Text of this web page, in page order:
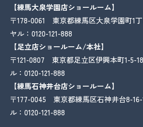
【練馬大泉学園店ショールーム】
〒178-0061 東京都練馬区大泉学園町1
ヤル： 0120-121-888
【足立店ショールーム/本社】
〒121-0807 東京都足立区伊興本町1-
ル： 0120-121-888
【練馬石神井台店ショールーム】
〒177-0045 東京都練馬区石神井台8-
ル： 0120-121-888